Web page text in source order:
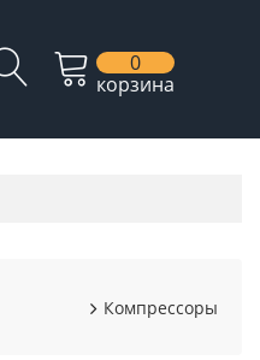
0
корзина
Компрессоры